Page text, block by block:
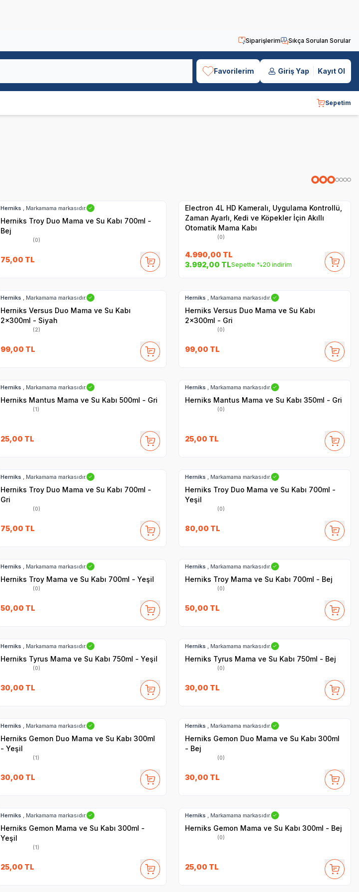
Siparişlerim Sıkça Sorulan Sorular
Favorilerim Giriş Yap Kayıt Ol
Sepetim
Herniks , Markamama markasıdır. ✓
Herniks Troy Duo Mama ve Su Kabı 700ml -
Bej
(0)
75,00 TL
Electron 4L HD Kameralı, Uygulama Kontrollü,
Zaman Ayarlı, Kedi ve Köpekler İçin Akıllı
Otomatik Mama Kabı
(0)
4.990,00 TL
3.992,00 TLSepette %20 indirim
Herniks , Markamama markasıdır. ✓
Herniks Versus Duo Mama ve Su Kabı
2x300ml - Siyah
(2)
99,00 TL
Herniks , Markamama markasıdır. ✓
Herniks Versus Duo Mama ve Su Kabı
2x300ml - Gri
(0)
99,00 TL
Herniks , Markamama markasıdır. ✓
Herniks Mantus Mama ve Su Kabı 500ml - Gri
(1)
25,00 TL
Herniks , Markamama markasıdır. ✓
Herniks Mantus Mama ve Su Kabı 350ml - Gri
(0)
25,00 TL
Herniks , Markamama markasıdır. ✓
Herniks Troy Duo Mama ve Su Kabı 700ml -
Gri
(0)
75,00 TL
Herniks , Markamama markasıdır. ✓
Herniks Troy Duo Mama ve Su Kabı 700ml -
Yeşil
(0)
80,00 TL
Herniks , Markamama markasıdır. ✓
Herniks Troy Mama ve Su Kabı 700ml - Yeşil
(0)
50,00 TL
Herniks , Markamama markasıdır. ✓
Herniks Troy Mama ve Su Kabı 700ml - Bej
(0)
50,00 TL
Herniks , Markamama markasıdır. ✓
Herniks Tyrus Mama ve Su Kabı 750ml - Yeşil
(0)
30,00 TL
Herniks , Markamama markasıdır. ✓
Herniks Tyrus Mama ve Su Kabı 750ml - Bej
(0)
30,00 TL
Herniks , Markamama markasıdır. ✓
Herniks Gemon Duo Mama ve Su Kabı 300ml
- Yeşil
(1)
30,00 TL
Herniks , Markamama markasıdır. ✓
Herniks Gemon Duo Mama ve Su Kabı 300ml
- Bej
(0)
30,00 TL
Herniks , Markamama markasıdır. ✓
Herniks Gemon Mama ve Su Kabı 300ml -
Yeşil
(1)
25,00 TL
Herniks , Markamama markasıdır. ✓
Herniks Gemon Mama ve Su Kabı 300ml - Bej
(0)
25,00 TL